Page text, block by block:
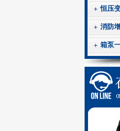
恒压
消防
箱泵